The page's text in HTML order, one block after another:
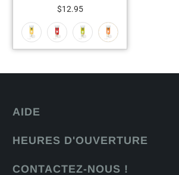
$12.95
AIDE
HEURES D'OUVERTURE
CONTACTEZ-NOUS !